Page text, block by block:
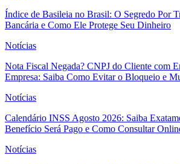
Índice de Basileia no Brasil: O Segredo Por
Bancária e Como Ele Protege Seu Dinheiro
Notícias
Nota Fiscal Negada? CNPJ do Cliente com
Empresa: Saiba Como Evitar o Bloqueio e
Notícias
Calendário INSS Agosto 2026: Saiba
Benefício Será Pago e Como Consultar
Notícias